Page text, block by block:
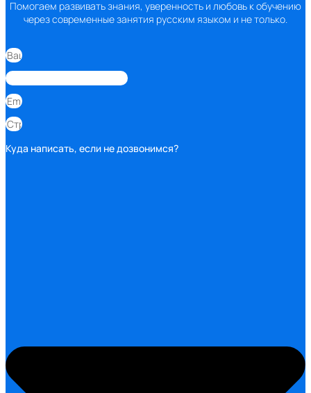
Помогаем развивать знания, уверенность и любовь к обучению
через современные занятия русским языком и не только.
Куда написать, если не дозвонимся?